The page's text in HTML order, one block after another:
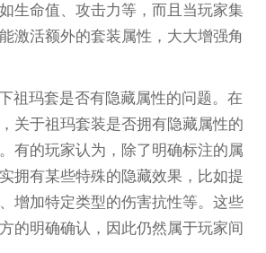
生命值、攻击力等，而且当玩家集
激活额外的套装属性，大大增强角
祖玛套是否有隐藏属性的问题。在
关于祖玛套装是否拥有隐藏属性的
有的玩家认为，除了明确标注的属
拥有某些特殊的隐藏效果，比如提
增加特定类型的伤害抗性等。这些
的明确确认，因此仍然属于玩家间